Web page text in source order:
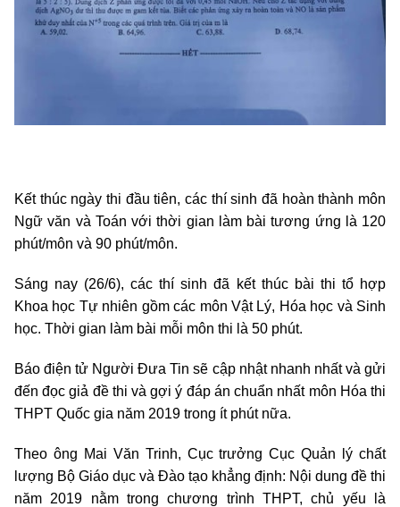
Kết thúc ngày thi đầu tiên, các thí sinh đã hoàn thành môn
Ngữ văn và Toán với thời gian làm bài tương ứng là 120
phút/môn và 90 phút/môn.
Sáng nay (26/6), các thí sinh đã kết thúc bài thi tổ hợp
Khoa học Tự nhiên gồm các môn Vật Lý, Hóa học và Sinh
học. Thời gian làm bài mỗi môn thi là 50 phút.
Báo điện tử Người Đưa Tin sẽ cập nhật nhanh nhất và gửi
đến đọc giả đề thi và gợi ý đáp án chuẩn nhất môn Hóa thi
THPT Quốc gia năm 2019 trong ít phút nữa.
Theo ông Mai Văn Trinh, Cục trưởng Cục Quản lý chất
lượng Bộ Giáo dục và Đào tạo khẳng định: Nội dung đề thi
năm 2019 nằm trong chương trình THPT, chủ yếu là